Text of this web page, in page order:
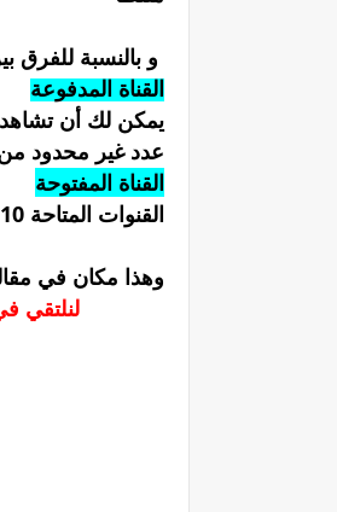
القناةالمدفوعة
يمكن لك أن تشاهد
عدد غير محدود من
القناة المفتوحة
القنوات المتاحة 10 مليون
وهذا مكان في